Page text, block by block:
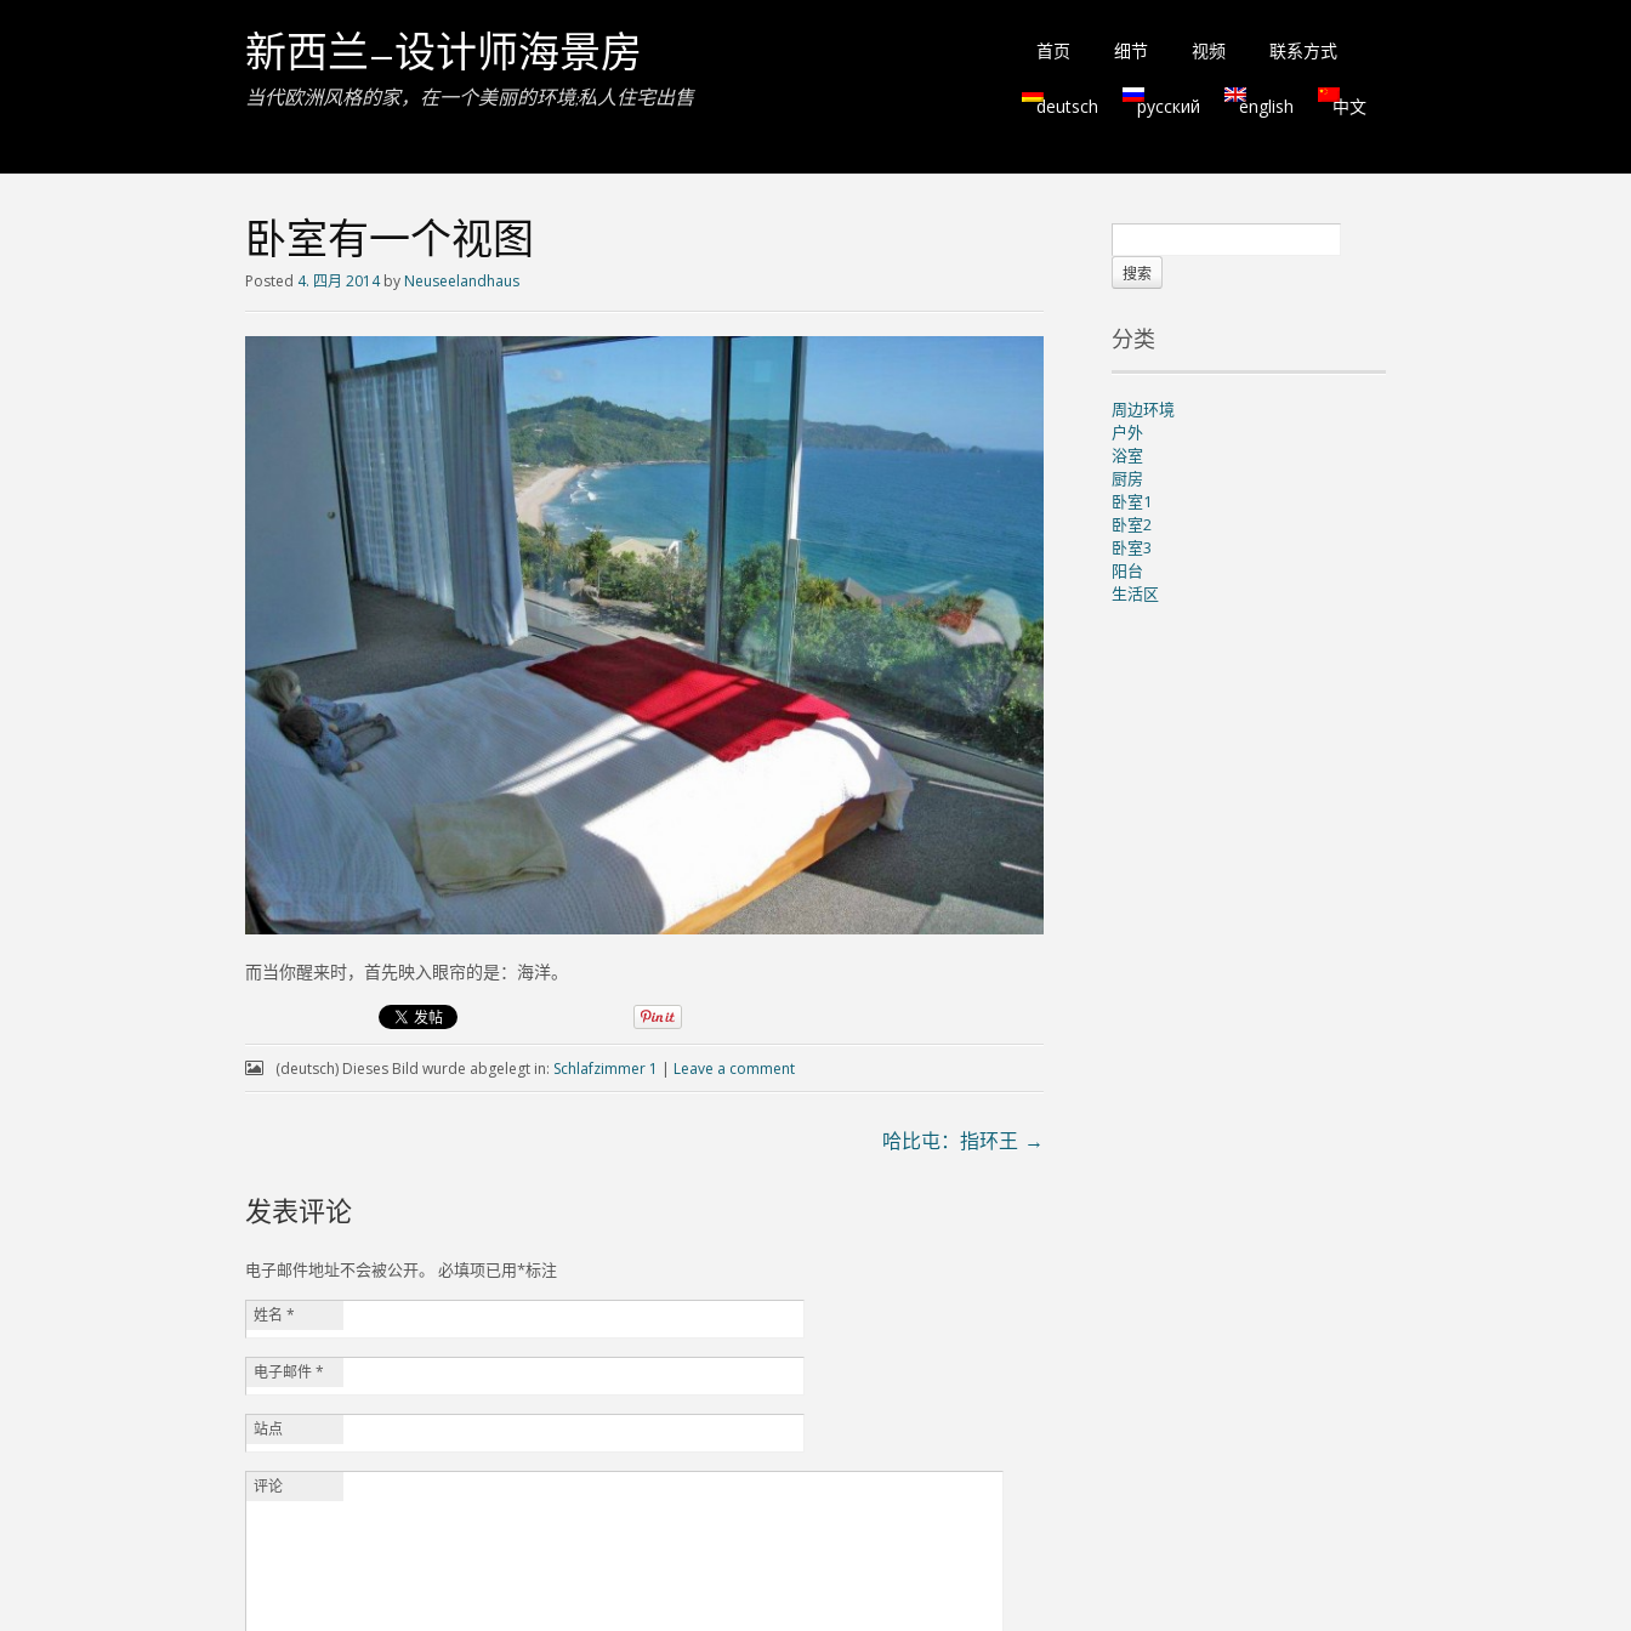
新西兰–设计师海景房
当代欧洲风格的家，在一个美丽的环境;私人住宅出售
首页 细节 视频 联系方式
deutsch русский english 中文
卧室有一个视图
Posted 4. 四月 2014 by Neuseelandhaus
而当你醒来时，首先映入眼帘的是：海洋。
(deutsch) Dieses Bild wurde abgelegt in: Schlafzimmer 1 | Leave a comment
哈比屯：指环王 →
发表评论
电子邮件地址不会被公开。 必填项已用*标注
姓名 *
电子邮件*
站点
评论
分类
周边环境
户外
浴室
厨房
卧室1
卧室2
卧室3
阳台
生活区